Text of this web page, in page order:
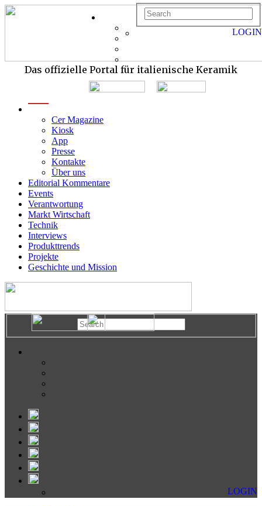
Das offizielle Portal für italienische Keramik
Cer Magazine
Kiosk
App
Presse
Kontakte
Über uns
Editorial Kommentare
Events
Verantwortung
Markt Wirtschaft
Technik
Interviews
Produkttrends
Projekte
Geschichte und Mission
LOGIN
LOGIN